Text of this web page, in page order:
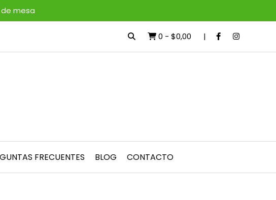
mesa
0 - $0,00
FRECUENTES BLOG CONTACTO